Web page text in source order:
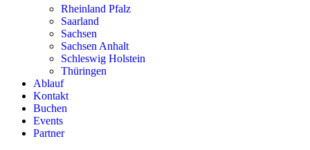
Rheinland Pfalz
Saarland
Sachsen
Sachsen Anhalt
Schleswig Holstein
Thüringen
Ablauf
Kontakt
Buchen
Events
Partner